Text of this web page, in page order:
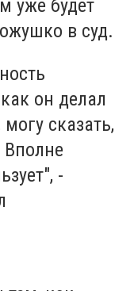
уже будет
в суд.
он делал
сказать,
Вполне
-